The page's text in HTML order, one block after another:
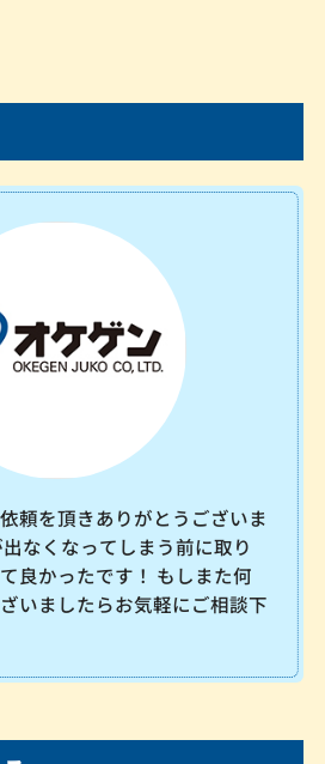
頼を頂きありがとうございま
なくなってしまう前に取り
良かったです！ もしまた何
いましたらお気軽にご相談下